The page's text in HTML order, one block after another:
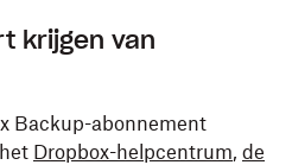
krijgen van
Backup-abonnement
Dropbox-helpcentrum, de